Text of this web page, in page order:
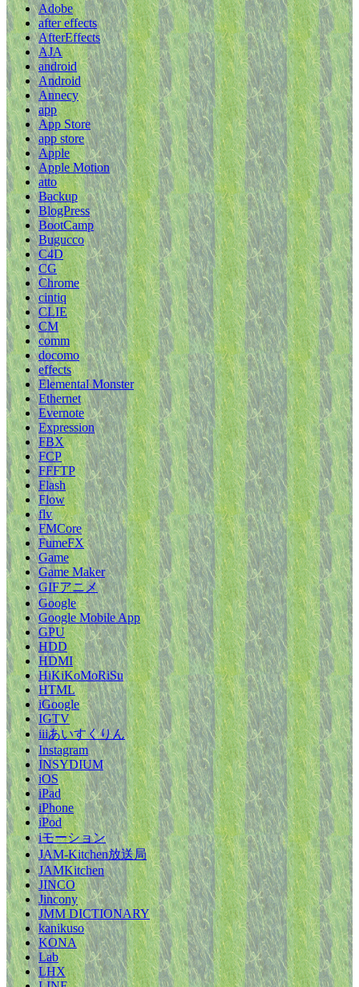
Adobe
after effects
AfterEffects
AJA
android
Android
Annecy
app
App Store
app store
Apple
Apple Motion
atto
Backup
BlogPress
BootCamp
Bugucco
C4D
CG
Chrome
cintiq
CLIE
CM
comm
docomo
effects
Elemental Monster
Ethernet
Evernote
Expression
FBX
FCP
FFFTP
Flash
Flow
flv
FMCore
FumeFX
Game
Game Maker
GIFアニメ
Google
Google Mobile App
GPU
HDD
HDMI
HiKiKoMoRiSu
HTML
iGoogle
IGTV
iiiあいすくりん
Instagram
INSYDIUM
iOS
iPad
iPhone
iPod
iモーション
JAM-Kitchen放送局
JAMKitchen
JINCO
Jincony
JMM DICTIONARY
kanikuso
KONA
Lab
LHX